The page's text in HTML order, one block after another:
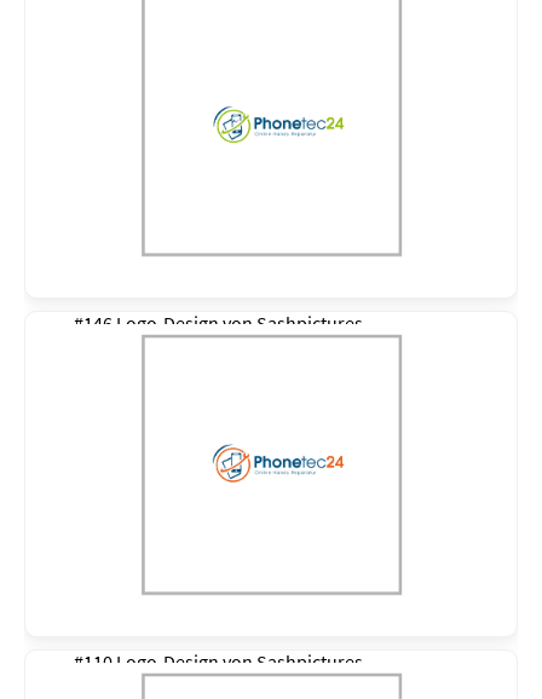
#146 Logo-Design von Sashpictures
#110 Logo-Design von Sashpictures